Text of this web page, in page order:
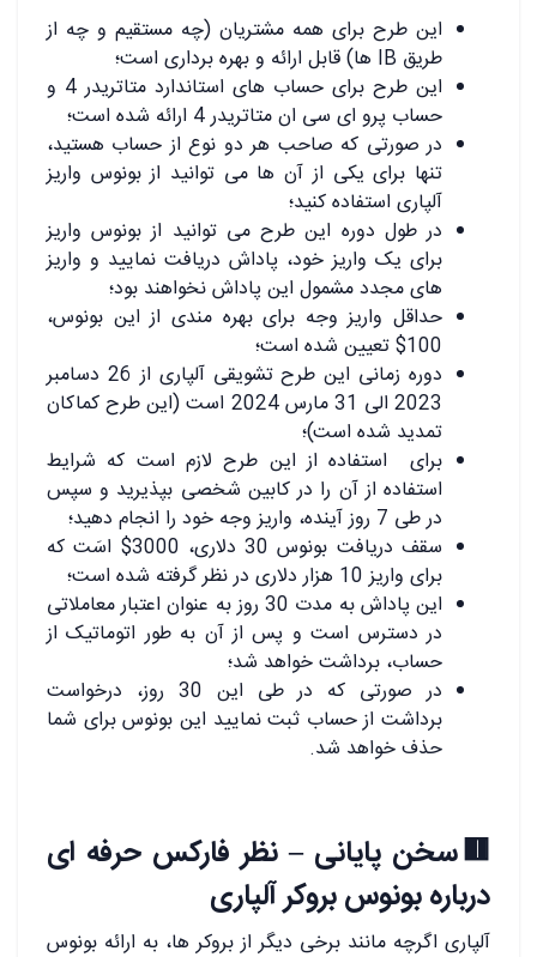
این طرح برای همه مشتریان (چه مستقیم و چه از
طریق IB ها) قابل ارائه و بهره برداری است؛
این طرح برای حساب های استاندارد متاتریدر 4 و
حساب پرو ای سی ان متاتریدر 4 ارائه شده است؛
در صورتی که صاحب هر دو نوع از حساب هستید،
تنها برای یکی از آن ها می توانید از بونوس واریز
آلپاری استفاده کنید؛
در طول دوره این طرح می توانید از بونوس واریز
برای یک واریز خود، پاداش دریافت نمایید و واریز
های مجدد مشمول این پاداش نخواهند بود؛
حداقل واریز وجه برای بهره مندی از این بونوس،
100$ تعیین شده است؛
دوره زمانی این طرح تشویقی آلپاری از 26 دسامبر
2023 الی 31 مارس 2024 است (این طرح کماکان
تمدید شده است)؛
برای استفاده از این طرح لازم است که شرایط
استفاده از آن را در کابین شخصی بپذیرید و سپس
در طی 7 روز آینده، واریز وجه خود را انجام دهید؛
سقف دریافت بونوس 30 دلاری، 3000$ اسَت که
برای واریز 10 هزار دلاری در نظر گرفته شده است؛
این پاداش به مدت 30 روز به عنوان اعتبار معاملاتی
در دسترس است و پس از آن به طور اتوماتیک از
حساب، برداشت خواهد شد؛
در صورتی که در طی این 30 روز، درخواست
برداشت از حساب ثبت نمایید این بونوس برای شما
حذف خواهد شد.
🟥سخن پایانی – نظر فارکس حرفه ای
درباره بونوس بروکر آلپاری
آلپاری اگرچه مانند برخی دیگر از بروکر ها، به ارائه بونوس